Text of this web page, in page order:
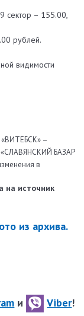
сектор – 155.00,
рублей.
видимости
–
«СЛАВЯНСКИЙ БАЗАР
в
на источник
из архива.
и Viber!